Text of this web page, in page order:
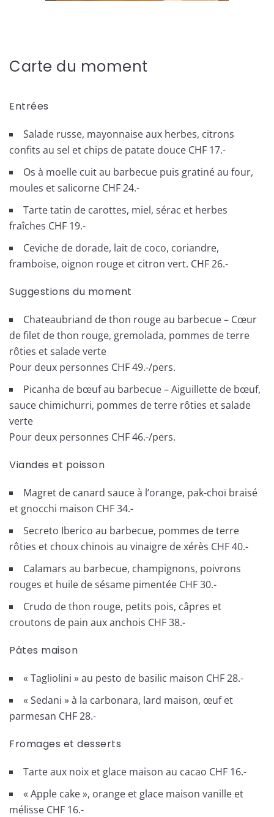
Carte du moment
Entrées
Salade russe, mayonnaise aux herbes, citrons
confits au sel et chips de patate douce CHF 17.-
Os à moelle cuit au barbecue puis gratiné au four,
moules et salicorne CHF 24.-
Tarte tatin de carottes, miel, sérac et herbes
fraîches CHF 19.-
Ceviche de dorade, lait de coco, coriandre,
framboise, oignon rouge et citron vert. CHF 26.-
Suggestions du moment
Chateaubriand de thon rouge au barbecue – Cœur
de filet de thon rouge, gremolada, pommes de terre
rôties et salade verte
Pour deux personnes CHF 49.-/pers.
Picanha de bœuf au barbecue – Aiguillette de bœuf,
sauce chimichurri, pommes de terre rôties et salade
verte
Pour deux personnes CHF 46.-/pers.
Viandes et poisson
Magret de canard sauce à l’orange, pak-choï braisé
et gnocchi maison CHF 34.-
Secreto Iberico au barbecue, pommes de terre
rôties et choux chinois au vinaigre de xérès CHF 40.-
Calamars au barbecue, champignons, poivrons
rouges et huile de sésame pimentée CHF 30.-
Crudo de thon rouge, petits pois, câpres et
croutons de pain aux anchois CHF 38.-
Pâtes maison
« Tagliolini » au pesto de basilic maison CHF 28.-
« Sedani » à la carbonara, lard maison, œuf et
parmesan CHF 28.-
Fromages et desserts
Tarte aux noix et glace maison au cacao CHF 16.-
« Apple cake », orange et glace maison vanille et
mélisse CHF 16.-